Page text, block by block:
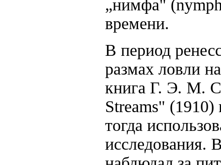
„нимфа"
времени.
В период
размах ловли
книга Г. Э. М.
Streams"
тогда
исследования.